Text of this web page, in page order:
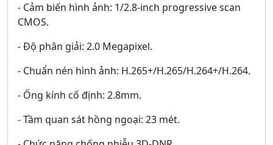
- Cảm biến hình ảnh: 1/2.8-inch progressive scan
CMOS.
- Độ phân giải: 2.0 Megapixel.
- Chuẩn nén hình ảnh: H.265+/H.265/H.264+/H.264.
- Ống kính cố định: 2.8mm.
- Tầm quan sát hồng ngoại: 23 mét.